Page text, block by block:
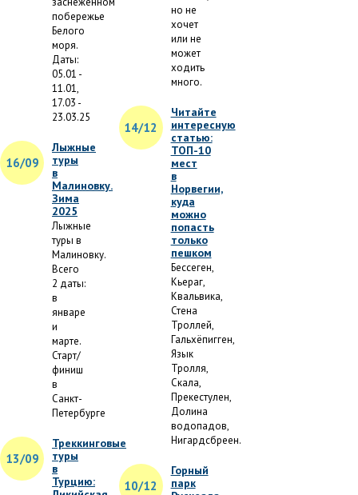
побережье
Белого
моря.
Даты:
05.01 -
11.01,
17.03 -
23.03.25
16/09
Лыжные
туры
в
Малиновку.
Зима
2025
Лыжные
туры в
Малиновку.
Всего
2 даты:
в
январе
и
марте.
Старт/
финиш
в
Санкт-
Петербурге
13/09
Треккинговые
туры
в
Турцию:
но не
хочет
или не
может
ходить
много.
14/12
Читайте
интересную
статью:
ТОП-10
мест
в
Норвегии,
куда
можно
попасть
только
пешком
Бессеген,
Кьераг,
Квальвика,
Стена
Троллей,
Гальхёпигген,
Язык
Тролля,
Скала,
Прекестулен,
Долина
водопадов,
Нигардсбреен.
10/12
Горный
парк